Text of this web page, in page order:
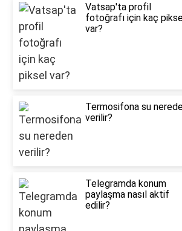
Vatsap'ta profil
fotoğrafı için kaç
var?
Termosifona su
verilir?
Telegramda konum
paylaşma nasıl aktif
edilir?